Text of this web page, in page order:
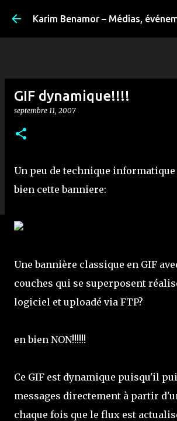
Accéder au contenu
GIF dynamique!!!!
septembre 11, 2007
Un peu de technique informatique
bien cette banniere:
Une bannière classique en GIF
couches qui se superposent
logiciel et uploadé via FTP?
en bien NON!!!!!!
Ce GIF est dynamique puisqu'il
messages directement à partir
chaque fois que le flux est